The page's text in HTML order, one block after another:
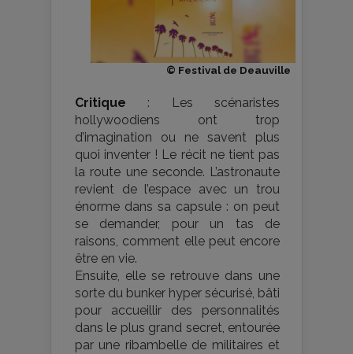
© Festival de Deauville
Critique : Les scénaristes
hollywoodiens ont trop
d’imagination ou ne savent plus
quoi inventer ! Le récit ne tient pas
la route une seconde. L’astronaute
revient de l’espace avec un trou
énorme dans sa capsule : on peut
se demander, pour un tas de
raisons, comment elle peut encore
être en vie.
Ensuite, elle se retrouve dans une
sorte du bunker hyper sécurisé, bâti
pour accueillir des personnalités
dans le plus grand secret, entourée
par une ribambelle de militaires et